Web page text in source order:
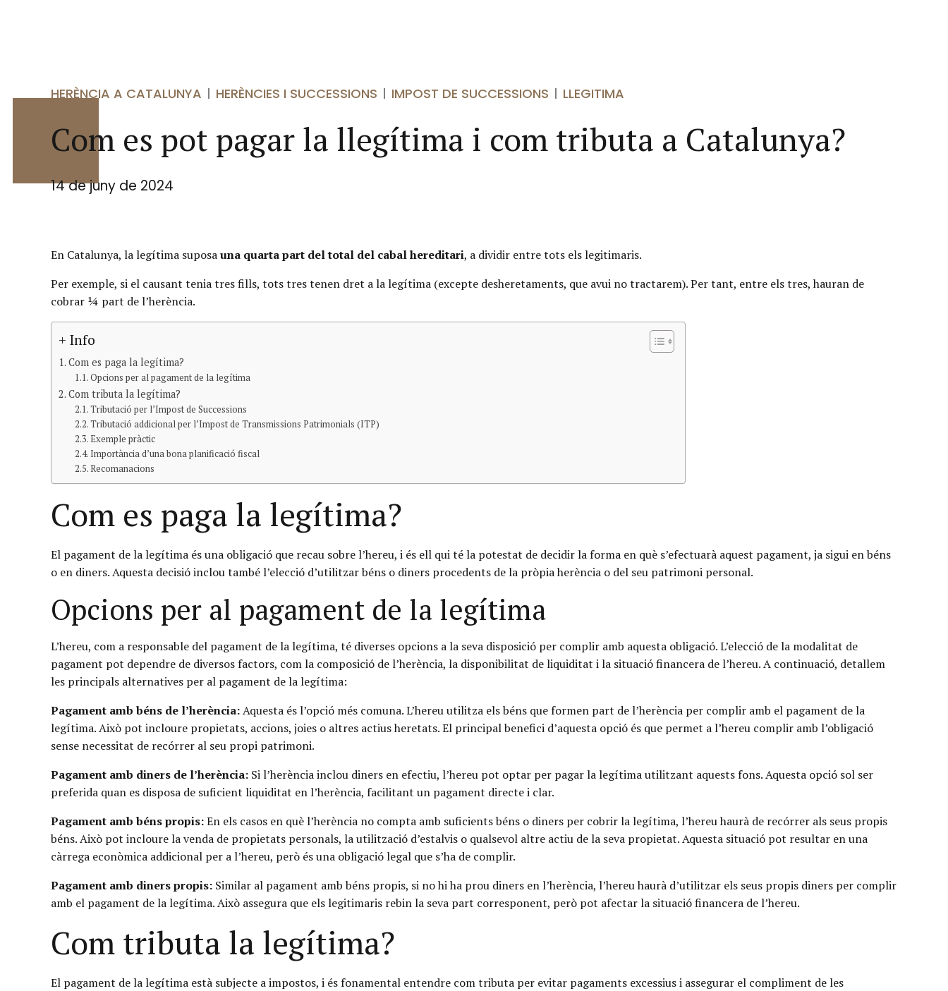
HERÈNCIA A CATALUNYA HERÈNCIES I SUCCESSIONS IMPOST DE SUCCESSIONS LLEGITIMA
Com es pot pagar la llegítima i com tributa a Catalunya?
14 de juny de 2024
En Catalunya, la legítima suposauna quarta part del total del cabal hereditari, a dividir entre tots els legitimaris.
Per exemple, si el causant tenia tres fills, tots tres tenen dret a la legítima (excepte desheretaments, que avui no tractarem). Per tant, entre els tres, hauran de
cobrar ¼ part de l’herència.
+ Info
Com es paga la legítima?
Opcions per al pagament de la legítima
Com tributa la legítima?
Tributació per l’Impost de Successions
Tributació addicional per l’Impost de Transmissions Patrimonials (ITP)
Exemple pràctic
Importància d’una bona planificació fiscal
Recomanacions
Com es paga la legítima?
El pagament de la legítima és una obligació que recau sobre l’hereu, i és ell qui té la potestat de decidir la forma en què s’efectuarà aquest pagament, ja sigui en béns
o en diners. Aquesta decisió inclou també l’elecció d’utilitzar béns o diners procedents de la pròpia herència o del seu patrimoni personal.
Opcions per al pagament de la legítima
L’hereu, com a responsable del pagament de la legítima, té diverses opcions a la seva disposició per complir amb aquesta obligació. L’elecció de la modalitat de
pagament pot dependre de diversos factors, com la composició de l’herència, la disponibilitat de liquiditat i la situació financera de l’hereu. A continuació, detallem
les principals alternatives per al pagament de la legítima:
Pagament amb béns de l’herència:Aquesta és l’opció més comuna. L’hereu utilitza els béns que formen part de l’herència per complir amb el pagament de la
legítima. Això pot incloure propietats, accions, joies o altres actius heretats. El principal benefici d’aquesta opció és que permet a l’hereu complir amb l’obligació
sense necessitat de recórrer al seu propi patrimoni.
Pagament amb diners de l’herència: Si l’herència inclou diners en efectiu, l’hereu pot optar per pagar la legítima utilitzant aquests fons. Aquesta opció sol ser
preferida quan es disposa de suficient liquiditat en l’herència, facilitant un pagament directe i clar.
Pagament amb béns propis:En els casos en què l’herència no compta amb suficients béns o diners per cobrir la legítima, l’hereu haurà de recórrer als seus propis
béns. Això pot incloure la venda de propietats personals, la utilització d’estalvis o qualsevol altre actiu de la seva propietat. Aquesta situació pot resultar en una
càrrega econòmica addicional per a l’hereu, però és una obligació legal que s’ha de complir.
Pagament amb diners propis: Similar al pagament amb béns propis, si no hi ha prou diners en l’herència, l’hereu haurà d’utilitzar els seus propis diners per complir
amb el pagament de la legítima. Això assegura que els legitimaris rebin la seva part corresponent, però pot afectar la situació financera de l’hereu.
Com tributa la legítima?
El pagament de la legítima està subjecte a impostos, i és fonamental entendre com tributa per evitar pagaments excessius i assegurar el compliment de les